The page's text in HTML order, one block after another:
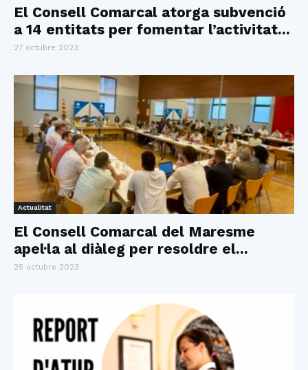
El Consell Comarcal atorga subvenció
a 14 entitats per fomentar l’activitat...
27 octubre 2023
Actualitat
El Consell Comarcal del Maresme
apel·la al diàleg per resoldre el...
25 octubre 2023